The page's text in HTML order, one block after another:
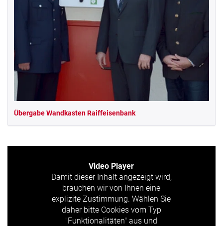
Übergabe Wandkasten Raiffeisenbank
Video Player
Damit dieser Inhalt angezeigt wird,
brauchen wir von Ihnen eine
explizite Zustimmung. Wählen Sie
daher bitte Cookies vom Typ
"Funktionalitäten" aus und